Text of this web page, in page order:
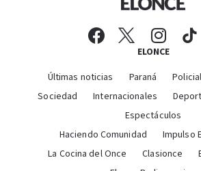
ELONCE
Últimas noticias Paraná
Sociedad
Internacionales
Espectáculos
Haciendo Comunidad
Impulso
La Cocina del Once
Clasionce